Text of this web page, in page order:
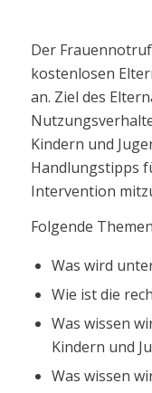
Der
kostenlosen
an. Ziel des
Kindern und
Handlungstipps
Intervention
Folgende
Was wird
Wie ist die
Was wissen
Kindern und
Was wissen